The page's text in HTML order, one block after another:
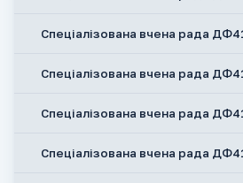
Спеціалізована вчена рада
Спеціалізована вчена рада
Спеціалізована вчена рада
Спеціалізована вчена рада